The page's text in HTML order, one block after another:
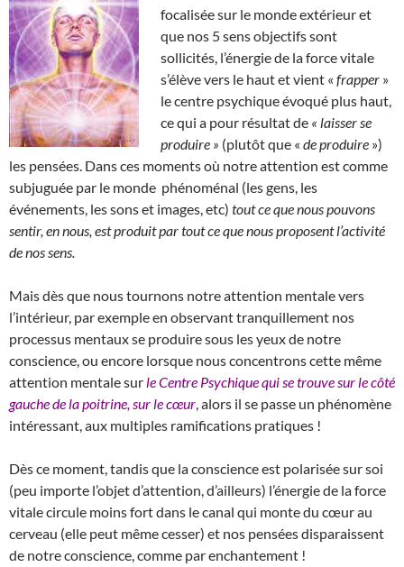
focalisée sur le monde extérieur et
que nos 5 sens objectifs sont
sollicités, l’énergie de la force vitale
s’élève vers le haut et vient « frapper »
le centre psychique évoqué plus haut,
ce qui a pour résultat de « laisser se
produire » (plutôt que « de produire »)
les pensées. Dans ces moments où notre attention est comme
subjuguée par le monde phénoménal (les gens, les
événements, les sons et images, etc) tout ce que nous pouvons
sentir, en nous, est produit par tout ce que nous proposent l’activité
de nos sens.
Mais dès que nous tournons notre attention mentale vers
l’intérieur, par exemple en observant tranquillement nos
processus mentaux se produire sous les yeux de notre
conscience, ou encore lorsque nous concentrons cette même
attention mentale sur le Centre Psychique qui se trouve sur le côté
gauche de la poitrine, sur le cœur , alors il se passe un phénomène
intéressant, aux multiples ramifications pratiques !
Dès ce moment, tandis que la conscience est polarisée sur soi
(peu importe l’objet d’attention, d’ailleurs) l’énergie de la force
vitale circule moins fort dans le canal qui monte du cœur au
cerveau (elle peut même cesser) et nos pensées disparaissent
de notre conscience, comme par enchantement !